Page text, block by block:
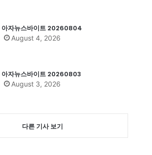
아자뉴스바이트 20260804
August 4, 2026
아자뉴스바이트 20260803
August 3, 2026
다른 기사 보기